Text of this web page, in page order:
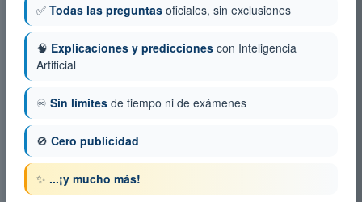
✅ Todas las preguntas oficiales, sin exclusiones
🧠 Explicaciones y predicciones con Inteligencia
Artificial
♾️ Sin límites de tiempo ni de exámenes
🚫 Cero publicidad
✨ ...¡y mucho más!